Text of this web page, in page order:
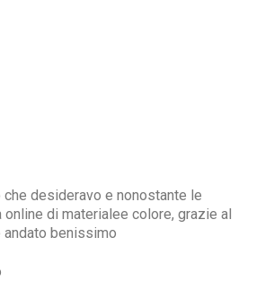
che desideravo e nonostante le
di materialee colore, grazie al
benissimo